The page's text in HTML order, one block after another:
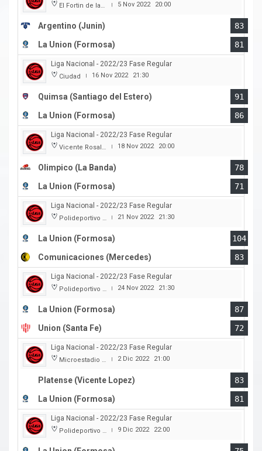
El Fortin de las Morochas | 5 Nov 2022 20:00
Argentino (Junin)
83
La Union (Formosa)
81
Liga Nacional - 2022/23 Fase Regular
Ciudad | 16 Nov 2022 21:30
Quimsa (Santiago del Estero)
91
La Union (Formosa)
86
Liga Nacional - 2022/23 Fase Regular
Vicente Rosales | 18 Nov 2022 20:00
Olimpico (La Banda)
78
La Union (Formosa)
71
Liga Nacional - 2022/23 Fase Regular
Polideportivo Cincuentenario | 21 Nov 2022 21:30
La Union (Formosa)
104
Comunicaciones (Mercedes)
83
Liga Nacional - 2022/23 Fase Regular
Polideportivo Cincuentenario | 24 Nov 2022 21:30
La Union (Formosa)
87
Union (Santa Fe)
72
Liga Nacional - 2022/23 Fase Regular
Microestadio Ciudad de Vicente Lopez | 2 Dic 2022 21:00
Platense (Vicente Lopez)
83
La Union (Formosa)
81
Liga Nacional - 2022/23 Fase Regular
Polideportivo Cincuentenario | 9 Dic 2022 22:00